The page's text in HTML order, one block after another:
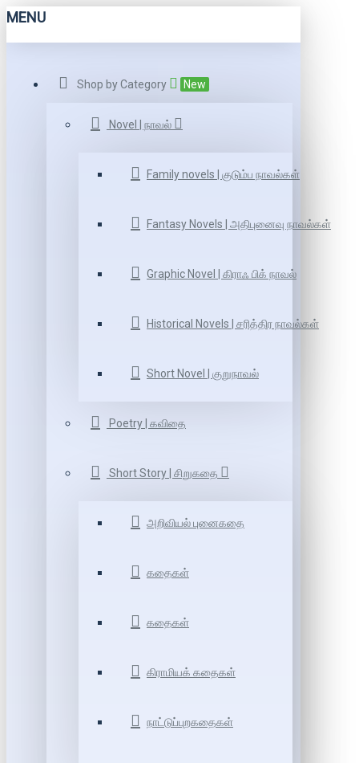
MENU
Shop by Category New
Novel | நாவல்
Family novels | குடும்ப நாவல்கள்
Fantasy Novels | அதிபுனைவு நாவல்கள்
Graphic Novel | கிராஃ பிக் நாவல்
Historical Novels | சரித்திர நாவல்கள்
Short Novel | குறுநாவல்
Poetry | கவிதை
Short Story | சிறுகதை
அறிவியல் புனைகதை
கதைகள்
கதைகள்
கிராமியக் கதைகள்
நாட்டுப்புறகதைகள்